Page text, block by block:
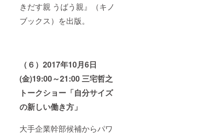
きだす親 うばう親』（キノ
ブックス）を出版。
（６）2017年10月6日
(金)19:00～21:00 三宅哲之
トークショー「自分サイズ
の新しい働き方」
大手企業幹部候補からパワ